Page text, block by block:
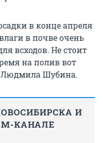
в конце апреля
в почве очень
всходов. Не стоит
на полив вот
Людмила Шубина.
И
КАНАЛЕ